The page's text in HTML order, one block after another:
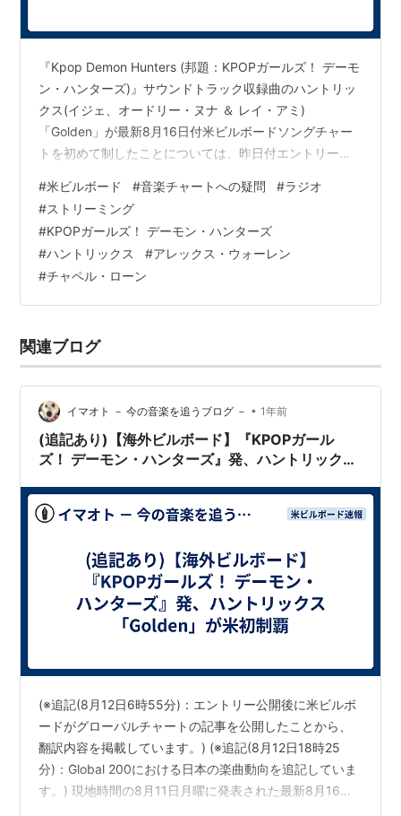
『Kpop Demon Hunters (邦題：KPOPガールズ！ デーモ
ン・ハンターズ)』サウンドトラック収録曲のハントリッ
クス(イジェ、オードリー・ヌナ ＆ レイ・アミ)
「Golden」が最新8月16日付米ビルボードソングチャー
トを初めて制したことについては、昨日付エントリーに
ドソングチャートを予想するXアカウントのTalk of the
Chartsが的中させていました。 Final Billboard Hot 100
Predictions (chart dated August 16th, 2025)
pic.twitter.com…
#米ビルボード #音楽チャートへの疑問 #ラジオ
#ストリーミング
#KPOPガールズ！ デーモン・ハンターズ
#ハントリックス #アレックス・ウォーレン
#チャペル・ローン
関連ブログ
イマオト － 今の音楽を追うブログ － • 1年前
(追記あり)【海外ビルボード】『KPOPガール
ズ！ デーモン・ハンターズ』発、ハントリックス
(※追記(8月12日6時55分)：エントリー公開後に米ビルボ
ードがグローバルチャートの記事を公開したことから、
翻訳内容を掲載しています。) (※追記(8月12日18時25
分)：Global 200における日本の楽曲動向を追記していま
す。) 現地時間の8月11日月曜に発表された最新8月16日